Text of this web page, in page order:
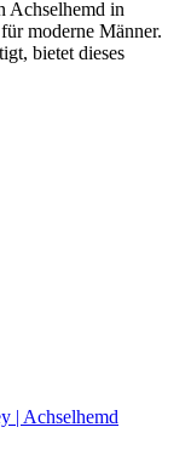
Achselhemd in
moderne Männer.
bietet dieses
| Achselhemd